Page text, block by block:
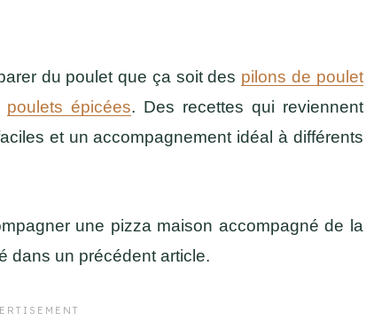
du poulet que ça soit des pilons de poulet
poulets épicées. Des recettes qui reviennent
et un accompagnement idéal à différents
une pizza maison accompagné de la
dans un précédent article.